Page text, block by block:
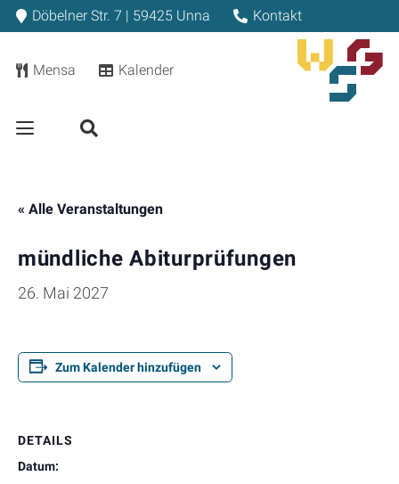
Döbelner Str. 7 | 59425 Unna Kontakt
Mensa Kalender
« Alle Veranstaltungen
mündliche Abiturprüfungen
26. Mai 2027
Zum Kalender hinzufügen
DETAILS
Datum: